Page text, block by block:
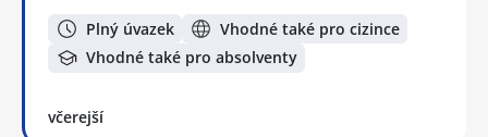
Plný úvazek
Vhodné také pro cizince
Vhodné také pro absolventy
včerejší